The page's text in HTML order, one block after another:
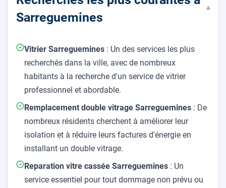
Sarreguemines
▾
Vitrier Sarreguemines : Un des services les plus
recherchés dans la ville, avec de nombreux
habitants à la recherche d'un service de vitrier
professionnel et abordable.
Remplacement double vitrage Sarreguemines : De
nombreux résidents cherchent à améliorer leur
isolation et à réduire leurs factures d'énergie en
installant un double vitrage.
Reparation vitre cassée Sarreguemines : Un
service essentiel pour tout dommage non prévu ou